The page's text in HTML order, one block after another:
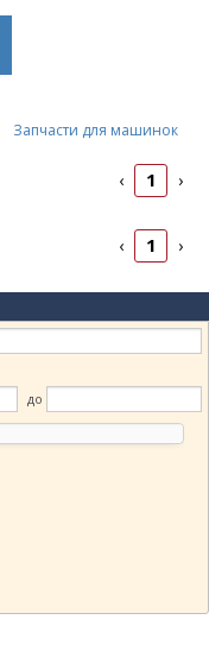
Запчасти для машинок
‹ 1 ›
‹ 1 ›
до